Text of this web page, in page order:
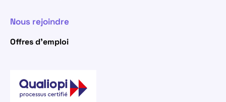
Nous rejoindre
Offres d’emploi